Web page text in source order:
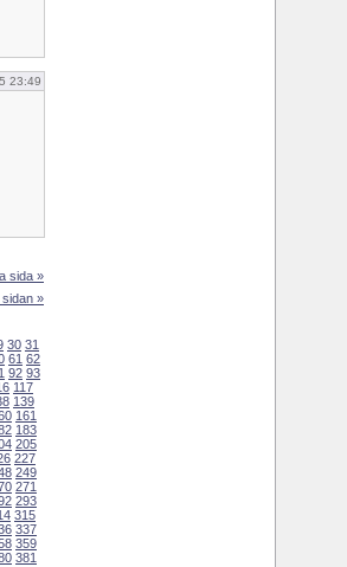
23:49
sida »
sidan »
30 31
61 62
92 93
117
139
161
183
205
227
249
271
293
315
337
359
381